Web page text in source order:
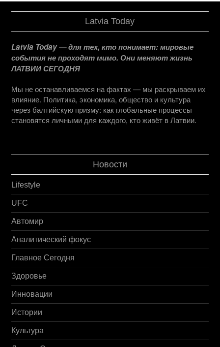
Latvia Today
Latvia Today — для тех, кто понимает: мировые
события не проходят мимо. Они меняют жизнь
ЛАТВИИ СЕГОДНЯ
Мы не останавливаемся на фактах — мы раскрываем их
влияние. Политика, экономика, общество и культура
через балтийскую призму: как глобальные процессы
становятся личными для каждого, кто живёт в Латвии.
Новости
Lifestyle
UFC
Автомир
Аналитический фокус
Главное Сегодня
Здоровье
Инновации
Истории
Культура